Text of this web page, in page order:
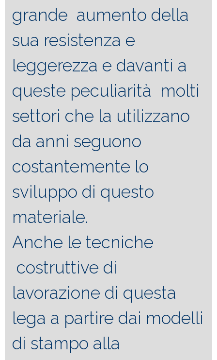
grande aumento della
sua resistenza e
leggerezza e davanti a
queste peculiarità molti
settori che la utilizzano
da anni seguono
costantemente lo
sviluppo di questo
materiale.
Anche le tecniche
costruttive di
lavorazione di questa
lega a partire dai modelli
di stampo alla